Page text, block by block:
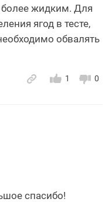
более жидким. Для
ягод в тесте,
обвалять
0
1
спасибо!